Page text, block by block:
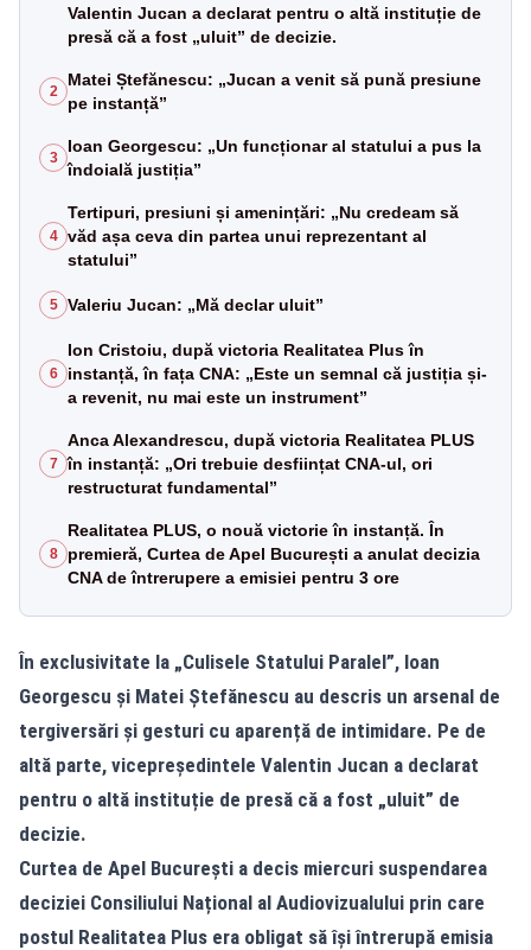
Valentin Jucan a declarat pentru o altă instituție de
presă că a fost „uluit” de decizie.
2
Matei Ștefănescu: „Jucan a venit să pună presiune
pe instanță”
3
Ioan Georgescu: „Un funcționar al statului a pus la
îndoială justiția”
4
Tertipuri, presiuni și amenințări: „Nu credeam să
văd așa ceva din partea unui reprezentant al
statului”
5 Valeriu Jucan: „Mă declar uluit”
6
Ion Cristoiu, după victoria Realitatea Plus în
instanță, în fața CNA: „Este un semnal că justiția și-
a revenit, nu mai este un instrument”
7
Anca Alexandrescu, după victoria Realitatea PLUS
în instanță: „Ori trebuie desființat CNA-ul, ori
restructurat fundamental”
8
Realitatea PLUS, o nouă victorie în instanță. În
premieră, Curtea de Apel București a anulat decizia
CNA de întrerupere a emisiei pentru 3 ore
În exclusivitate la „Culisele Statului Paralel”, Ioan
Georgescu și Matei Ștefănescu au descris un arsenal de
tergiversări și gesturi cu aparență de intimidare. Pe de
altă parte, vicepreședintele Valentin Jucan a declarat
pentru o altă instituție de presă că a fost „uluit” de
decizie.
Curtea de Apel București a decis miercuri suspendarea
deciziei Consiliului Național al Audiovizualului prin care
postul Realitatea Plus era obligat să își întrerupă emisia